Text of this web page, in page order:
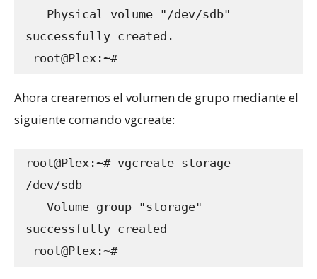
successfully created.
root@Plex:~#
Ahora crearemos el volumen de grupo mediante el
siguiente comando vgcreate:
root@Plex:~# vgcreate storage
/dev/sdb
successfully created
root@Plex:~#